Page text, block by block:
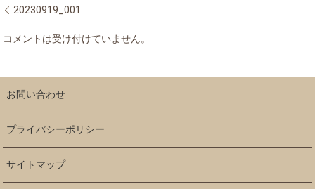
20230919_001
コメントは受け付けていません。
お問い合わせ
プライバシーポリシー
サイトマップ